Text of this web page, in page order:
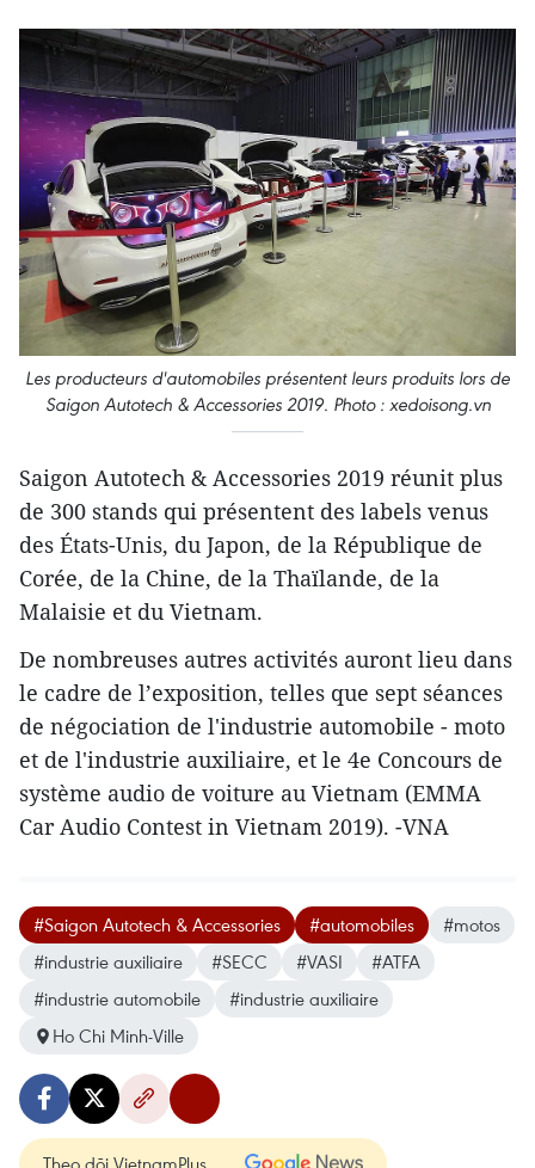
Les producteurs d'automobiles présentent leurs produits lors de
Saigon Autotech & Accessories 2019. Photo : xedoisong.vn
Saigon Autotech & Accessories 2019 réunit plus
de 300 stands qui présentent des labels venus
des États-Unis, du Japon, de la République de
Corée, de la Chine, de la Thaïlande, de la
Malaisie et du Vietnam.
De nombreuses autres activités auront lieu dans
le cadre de l’exposition, telles que sept séances
de négociation de l'industrie automobile - moto
et de l'industrie auxiliaire, et le 4e Concours de
système audio de voiture au Vietnam (EMMA
Car Audio Contest in Vietnam 2019). -VNA
#Saigon Autotech & Accessories #automobiles
#motos
#industrie auxiliaire
#SECC #VASI
#ATFA
#industrie automobile
#industrie auxiliaire
Ho Chi Minh-Ville